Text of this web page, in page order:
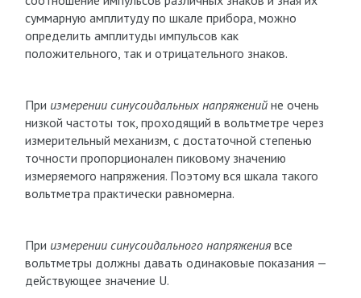
суммарную амплитуду по шкале прибора, можно
определить амплитуды импульсов как
положительного, так и отрицательного знаков.
При измерении синусоидальных напряженийне очень
низкой частоты ток, проходящий в вольтметре через
измерительный механизм, с достаточной степенью
точности пропорционален пиковому значению
измеряемого напряжения. Поэтому вся шкала такого
вольтметра практически равномерна.
При измерении синусоидального напряжениявсе
вольтметры должны давать одинаковые показания —
действующее значение U.